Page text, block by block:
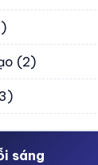
(2)
sáng